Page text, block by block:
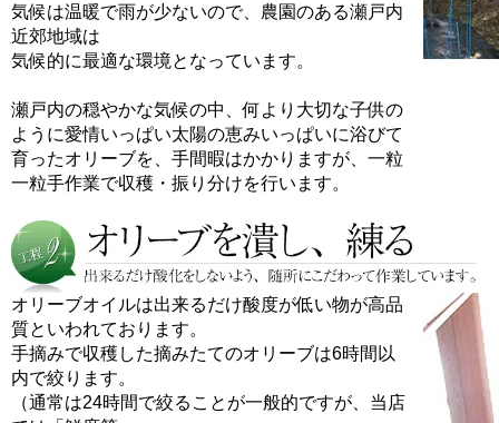
気候は温暖で雨が少ないので、農園のある瀬戸内
近郊地域は
気候的に最適な環境となっています。
瀬戸内の穏やかな気候の中、何より大切な子供の
ように愛情いっぱい太陽の恵みいっぱいに浴びて
育ったオリーブを、手間暇はかかりますが、一粒
一粒手作業で収穫・振り分けを行います。
オリーブオイルは出来るだけ酸度が低い物が高品
質といわれております。
手摘みで収穫した摘みたてのオリーブは6時間以
内で絞ります。
（通常は24時間で絞ることが一般的ですが、当店